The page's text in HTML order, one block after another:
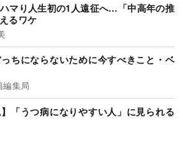
マり人生初の1人遠征へ…「中高年の推
るワケ
っちにならないために今すべきこと・ベ
編集局
】「うつ病になりやすい人」に見られる